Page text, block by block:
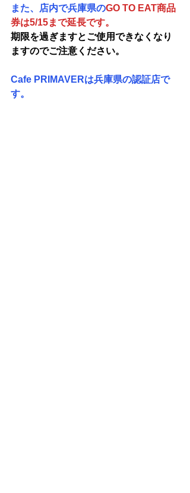
また、店内で兵庫県のGO TO EAT商品
券は5/15まで延長です。
期限を過ぎますとご使用できなくなり
ますのでご注意ください。
Cafe PRIMAVERは兵庫県の認証店で
す。